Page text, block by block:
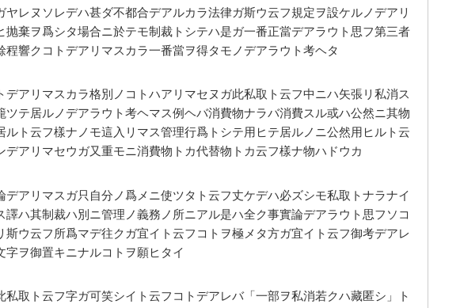
ヤレヌソレデハ甚ダ不都合デアルカラ法律ガ斯ウ云フ規定ヲ設ケルノデアリ
抛棄ヲ爲シタ場合ニ於テモ制裁トシテハ是ガ一番正當デアラウト思フ第三者
程響クコトデアリマスカラ一番當ヲ得タモノデアラウト考ヘタ
デアリマスカラ格別ノコトハアリマセヌガ此私取ト云フ中ニハ矢張リ私消ス
ツテ居ルノデアラウト考ヘマス例ヘバ消費物ナラバ消費スル或ハ公然ニ其物
ルト云フ樣ナノモ這入リマス管理行爲トシテ用ヒテ居ルノニ公然用ヒルト云
デアリマセウガ又重モニ消費物トカ代替物トカ云フ樣ナ物ハドウカ
デアリマスガ只自分ノ爲メニ使ツタト云フ丈ケデハ必ズシモ私取トナラナイ
譯ハ其制裁ハ別ニ管理ノ義務ノ所ニアル是ハ全ク事實論デアラウト思フソコ
斯ウ云フ所爲マデ往クガ宜イト云フコトヲ極メタ方ガ宜イト云フ御考デアレ
字ヲ御置キニナルコトヲ願ヒタイ
私取ト云フ字ガ可笑シイト云フコトデアレバ「一部ヲ私消若クハ藏匿シ」ト